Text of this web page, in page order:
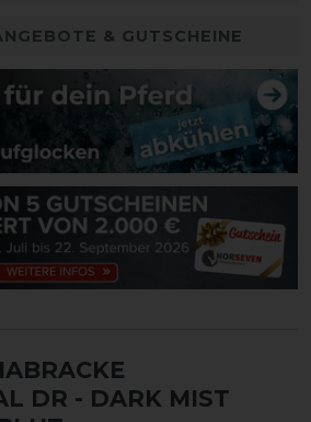
& GUTSCHEINE
DR - DARK MIST